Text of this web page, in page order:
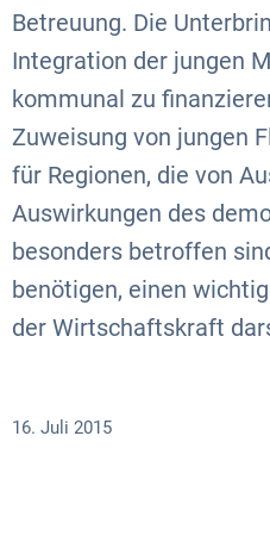
Betreuung. Die
Integration der jungen
kommunal zu
Zuweisung von jungen
für Regionen, die von
Auswirkungen des
besonders betroffen
benötigen, einen
der Wirtschaftskraft
16. Juli 2015